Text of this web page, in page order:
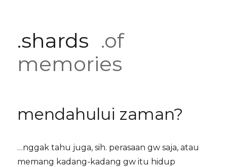
.shards .of
memories
mendahului zaman?
…nggak tahu juga, sih. perasaan gw saja, atau
memang kadang-kadang gw itu hidup